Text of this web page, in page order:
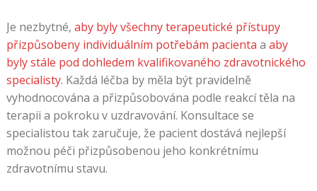
Je nezbytné, aby byly všechny terapeutické přístupy
přizpůsobeny individuálním potřebám pacienta a aby
byly stále pod dohledem kvalifikovaného zdravotnického
specialisty. Každá léčba by měla být pravidelně
vyhodnocována a přizpůsobována podle reakcí těla na
terapii a pokroku v uzdravování. Konsultace se
specialistou tak zaručuje, že pacient dostává nejlepší
možnou péči přizpůsobenou jeho konkrétnímu
zdravotnímu stavu.